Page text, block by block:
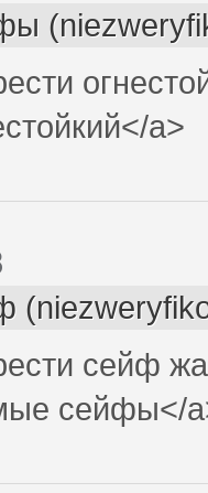
a>
сейф
сейфы</